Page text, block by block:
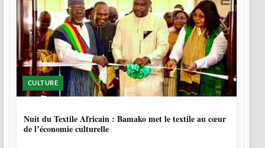
CULTURE
Nuit du Textile Africain : Bamako met le textile au cœur
de l’économie culturelle